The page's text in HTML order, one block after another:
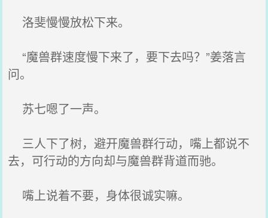
洛斐慢慢放松下来。
“魔兽群速度慢下来了，要下去吗？”姜落言
问。
苏七嗯了一声。
三人下了树，避开魔兽群行动，嘴上都说不
去，可行动的方向却与魔兽群背道而驰。
嘴上说着不要，身体很诚实嘛。